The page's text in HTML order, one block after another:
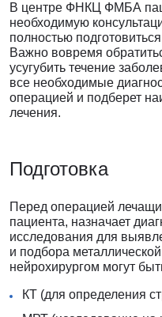
В центре ФНКЦ ФМБА
необходимую
полностью
Важно вовремя
усугубить течение
все необходимые
операцией и подберет
лечения.
Подготовка
Перед операцией
пациента, назначает
исследования для
и подбора
нейрохирургом могут
КТ (для определения